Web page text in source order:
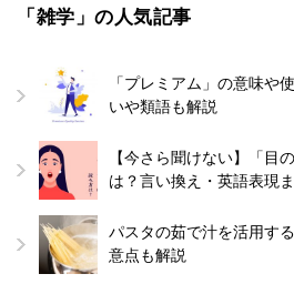
「雑学」の人気記事
「プレミアム」の意味や
いや類語も解説
【今さら聞けない】「目
は？言い換え・英語表現
パスタの茹で汁を活用す
意点も解説